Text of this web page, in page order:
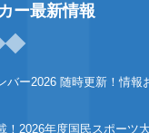
ー最新情報
バー2026 随時更新！情報
！2026年度国民スポーツ